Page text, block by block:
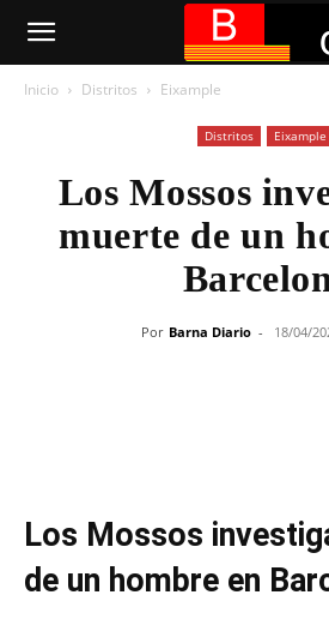
Inicio Distritos Eixample
Distritos Eixample
Los Mossos
muerte de un
Por Barna Diario - 18/04/
Los Mossos
de un hombre en